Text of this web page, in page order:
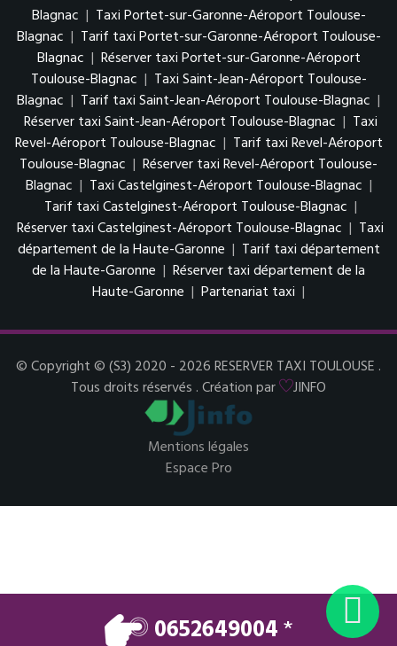
Blagnac | Taxi Portet-sur-Garonne-Aéroport Toulouse-
Blagnac | Tarif taxi Portet-sur-Garonne-Aéroport Toulouse-
Blagnac | Réserver taxi Portet-sur-Garonne-Aéroport
Toulouse-Blagnac | Taxi Saint-Jean-Aéroport Toulouse-
Blagnac | Tarif taxi Saint-Jean-Aéroport Toulouse-Blagnac |
Réserver taxi Saint-Jean-Aéroport Toulouse-Blagnac | Taxi
Revel-Aéroport Toulouse-Blagnac | Tarif taxi Revel-Aéroport
Toulouse-Blagnac | Réserver taxi Revel-Aéroport Toulouse-
Blagnac | Taxi Castelginest-Aéroport Toulouse-Blagnac |
Tarif taxi Castelginest-Aéroport Toulouse-Blagnac |
Réserver taxi Castelginest-Aéroport Toulouse-Blagnac | Taxi
département de la Haute-Garonne | Tarif taxi département
de la Haute-Garonne | Réserver taxi département de la
Haute-Garonne | Partenariat taxi |
© Copyright © (S3) 2020 - 2026 RESERVER TAXI TOULOUSE .
Tous droits réservés . Création par
JINFO
Mentions légales
Espace Pro
0652649004*